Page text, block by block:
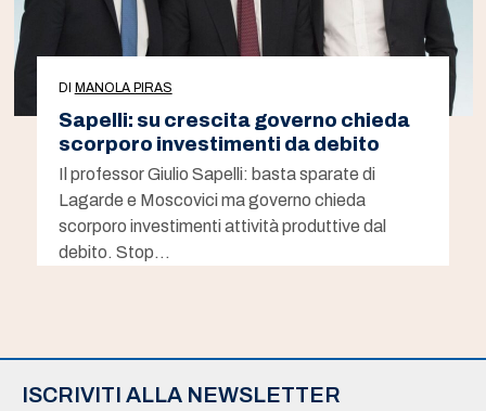
DI MANOLA PIRAS
Sapelli: su crescita governo chieda
scorporo investimenti da debito
Il professor Giulio Sapelli: basta sparate di
Lagarde e Moscovici ma governo chieda
scorporo investimenti attività produttive dal
debito. Stop…
ISCRIVITI ALLA NEWSLETTER